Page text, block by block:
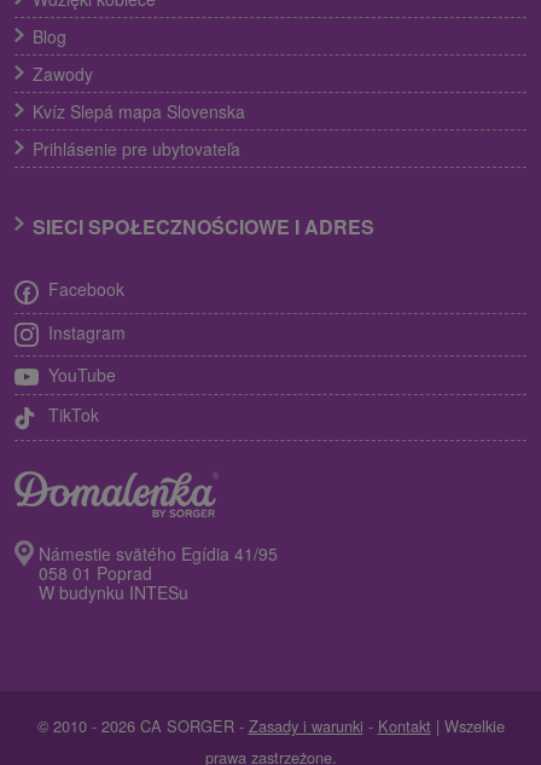
Blog
Zawody
Kvíz Slepá mapa Slovenska
Prihlásenie pre ubytovateľa
SIECI SPOŁECZNOŚCIOWE I ADRES
Facebook
Instagram
YouTube
TikTok
Námestie svätého Egídia 41/95
058 01 Poprad
W budynku INTESu
© 2010 - 2026 CA SORGER - Zasady i warunki - Kontakt | Wszelkie
prawa zastrzeżone.